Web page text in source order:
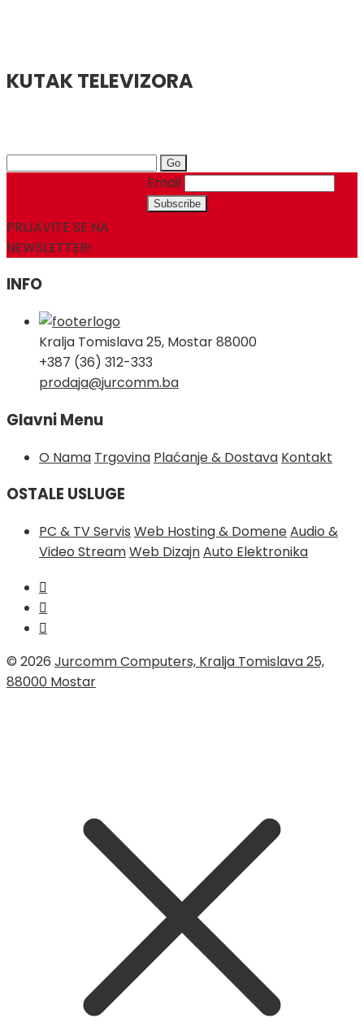
KUTAK TELEVIZORA
Search
PRIJAVITE SE NA
NEWSLETTER!
Email
INFO
Kralja Tomislava 25, Mostar 88000
+387 (36) 312-333
prodaja@jurcomm.ba
Glavni Menu
O Nama Trgovina Plaćanje & Dostava Kontakt
OSTALE USLUGE
PC & TV Servis Web Hosting & DomeneAudio &
Video StreamWeb DizajnAuto Elektronika
© 2026 Jurcomm Computers, Kralja Tomislava 25,
88000 Mostar